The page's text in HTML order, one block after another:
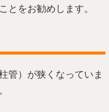
とをお勧めします。
管）が狭くなっていま